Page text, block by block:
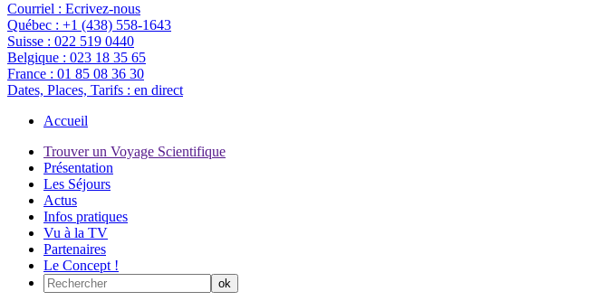
Courriel : Ecrivez-nous
Québec : +1 (438) 558-1643
Suisse : 022 519 0440
Belgique : 023 18 35 65
France : 01 85 08 36 30
Dates, Places, Tarifs : en direct
Accueil
Trouver un Voyage Scientifique
Présentation
Les Séjours
Actus
Infos pratiques
Vu à la TV
Partenaires
Le Concept !